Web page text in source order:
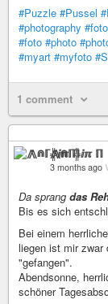
#Puzzle #Pussel
#photography
#foto #photo
#myart #myfoto
1 comment
⨇⋒ℾ╬ⅈℼ ℿ
3 months ago
Da sprang das
Bis es sich
Bei einem
liegen ist mir zwar
"gefangen".
Abendsonne,
schöner